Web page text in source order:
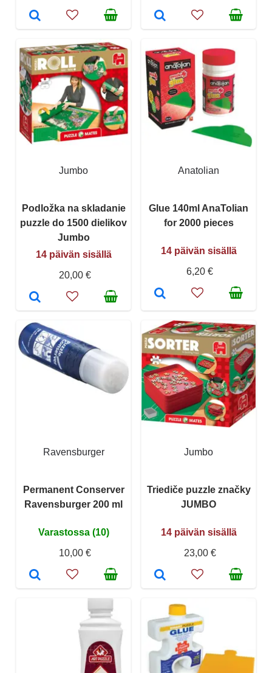
Jumbo
Podložka na skladanie
puzzle do 1500 dielikov
Jumbo
14 päivän sisällä
20,00 €
Anatolian
Glue 140ml AnaTolian
for 2000 pieces
14 päivän sisällä
6,20 €
Ravensburger
Permanent Conserver
Ravensburger 200 ml
Varastossa (10)
10,00 €
Jumbo
Triediče puzzle značky
JUMBO
14 päivän sisällä
23,00 €